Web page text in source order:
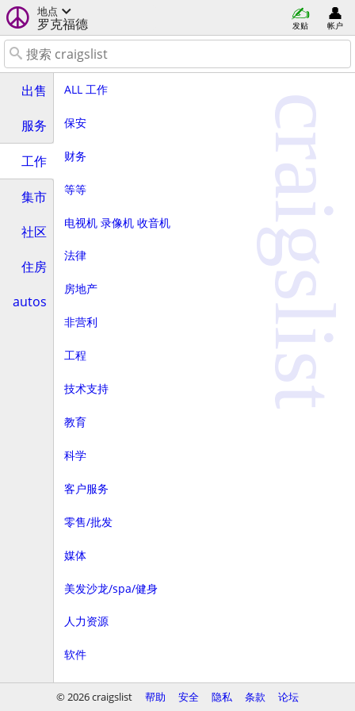
地点
罗克福德 发贴 帐户
出售
服务
工作
集市
社区
住房
autos
ALL 工作
保安
财务
等等
电视机 录像机 收音机
法律
房地产
非营利
工程
技术支持
教育
科学
客户服务
零售/批发
媒体
美发沙龙/spa/健身
人力资源
软件
商务
craigslist
© 2026 craigslist 帮助 安全 隐私 条款 论坛